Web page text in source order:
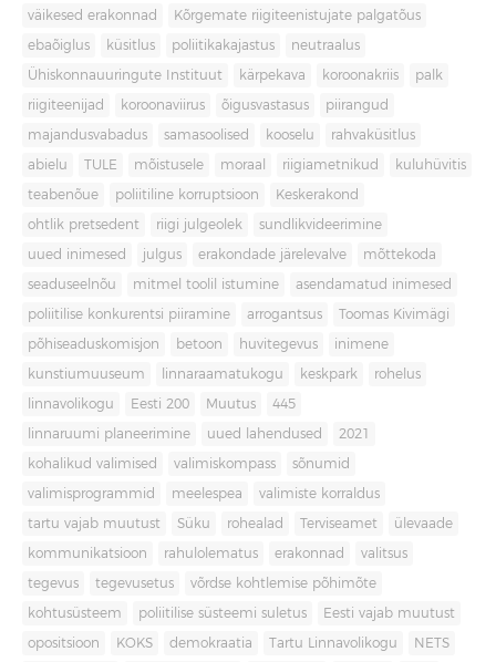
väikesed erakonnad Kõrgemate riigiteenistujate palgatõus
ebaõiglus küsitlus poliitikakajastus neutraalus
Ühiskonnauuringute Instituut kärpekava koroonakriis palk
riigiteenijad koroonaviirus õigusvastasus piirangud
majandusvabadus samasoolised kooselu rahvaküsitlus
abielu TULE mõistusele moraal riigiametnikud kuluhüvitis
teabenõue poliitiline korruptsioon Keskerakond
ohtlik pretsedent riigi julgeolek sundlikvideerimine
uued inimesed julgus erakondade järelevalve mõttekoda
seaduseelnõu mitmel toolil istumine asendamatud inimesed
poliitilise konkurentsi piiramine arrogantsus Toomas Kivimägi
põhiseaduskomisjon betoon huvitegevus inimene
kunstiumuuseum linnaraamatukogu keskpark rohelus
linnavolikogu Eesti 200 Muutus 445
linnaruumi planeerimine uued lahendused 2021
kohalikud valimised valimiskompass sõnumid
valimisprogrammid meelespea valimiste korraldus
tartu vajab muutust Süku rohealad Terviseamet ülevaade
kommunikatsioon rahulolematus erakonnad valitsus
tegevus tegevusetus võrdse kohtlemise põhimõte
kohtusüsteem poliitilise süsteemi suletus Eesti vajab muutust
opositsioon KOKS demokraatia Tartu Linnavolikogu NETS